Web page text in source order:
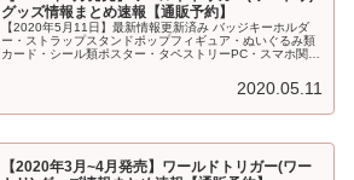
グッズ情報まとめ速報【通販予約】
【2020年5月11日】最新情報更新済み バッジキーホルダ
ー・ストラップスタンドポップフィギュア・ぬいぐるみ類
カード・シール類ポスター・タペストリーPC・スマホ関連
2020.05.11
【2020年3月~4月発売】ワールドトリガー(ワー